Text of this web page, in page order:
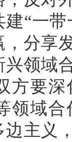
“一
分享
领域
方要
领域
主义